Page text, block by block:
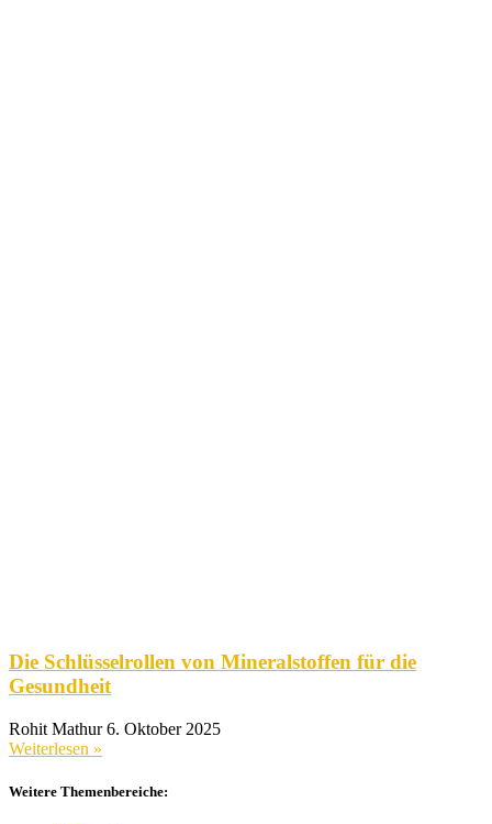
Die Schlüsselrollen von Mineralstoffen für die
Gesundheit
Rohit Mathur6. Oktober 2025
Weiterlesen »
Weitere Themenbereiche: